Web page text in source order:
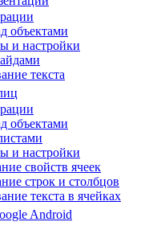
объектами
и настройки
текста
объектами
и настройки
свойств ячеек
строк и столбцов
текста в ячейках
Android